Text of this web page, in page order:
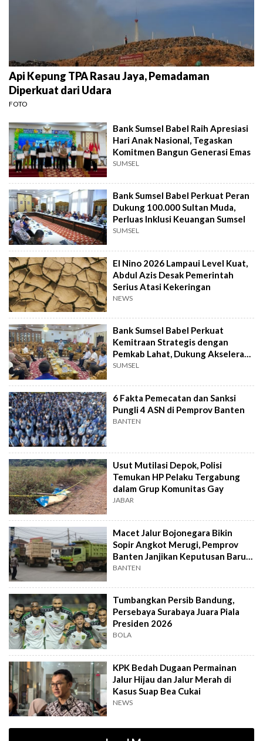
Api Kepung TPA Rasau Jaya, Pemadaman
Diperkuat dari Udara
FOTO
Bank Sumsel Babel Raih Apresiasi
Hari Anak Nasional, Tegaskan
Komitmen Bangun Generasi Emas
SUMSEL
Bank Sumsel Babel Perkuat Peran
Dukung 100.000 Sultan Muda,
Perluas Inklusi Keuangan Sumsel
SUMSEL
El Nino 2026 Lampaui Level Kuat,
Abdul Azis Desak Pemerintah
Serius Atasi Kekeringan
NEWS
Bank Sumsel Babel Perkuat
Kemitraan Strategis dengan
Pemkab Lahat, Dukung Akselerasi
Ekonomi Daerah
SUMSEL
6 Fakta Pemecatan dan Sanksi
Pungli 4 ASN di Pemprov Banten
BANTEN
Usut Mutilasi Depok, Polisi
Temukan HP Pelaku Tergabung
dalam Grup Komunitas Gay
JABAR
Macet Jalur Bojonegara Bikin
Sopir Angkot Merugi, Pemprov
Banten Janjikan Keputusan Baru 4
Hari Lagi
BANTEN
Tumbangkan Persib Bandung,
Persebaya Surabaya Juara Piala
Presiden 2026
BOLA
KPK Bedah Dugaan Permainan
Jalur Hijau dan Jalur Merah di
Kasus Suap Bea Cukai
NEWS